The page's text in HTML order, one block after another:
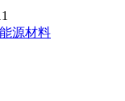
能源材料